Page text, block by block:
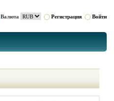
Валюта Регистрация Войти